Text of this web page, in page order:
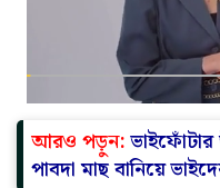
আরও পড়ুন:
পাবদা মাছ বানিয়ে